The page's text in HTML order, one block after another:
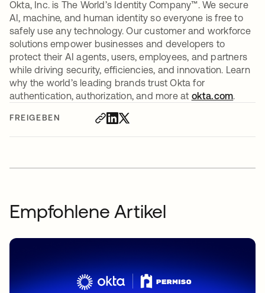
FREIGEBEN
Okta, Inc. is The World’s Identity Company™. We secure
AI, machine, and human identity so everyone is free to
safely use any technology. Our customer and workforce
solutions empower businesses and developers to
protect their AI agents, users, employees, and partners
while driving security, efficiencies, and innovation. Learn
why the world’s leading brands trust Okta for
authentication, authorization, and more at okta.com.
Empfohlene Artikel